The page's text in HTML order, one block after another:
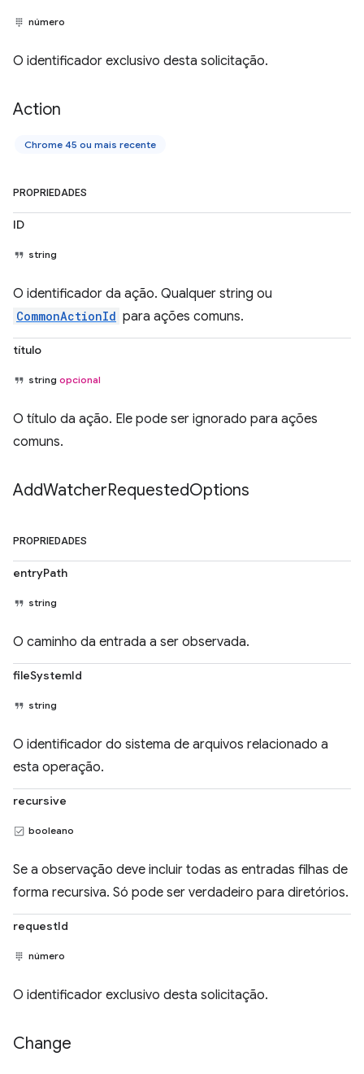
número
O identificador exclusivo desta solicitação.
Action
Chrome 45 ou mais recente
PROPRIEDADES
ID
string
O identificador da ação. Qualquer string ou
CommonActionId para ações comuns.
título
string opcional
O título da ação. Ele pode ser ignorado para ações
comuns.
AddWatcherRequestedOptions
PROPRIEDADES
entryPath
string
O caminho da entrada a ser observada.
fileSystemId
string
O identificador do sistema de arquivos relacionado a
esta operação.
recursive
booleano
Se a observação deve incluir todas as entradas filhas de
forma recursiva. Só pode ser verdadeiro para diretórios.
requestId
número
O identificador exclusivo desta solicitação.
Change